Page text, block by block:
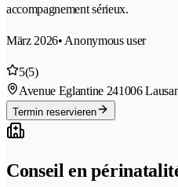
accompagnement sérieux.
März 2026• Anonymous user
5(5)
Avenue Eglantine 241006
Termin reservieren
Conseil en